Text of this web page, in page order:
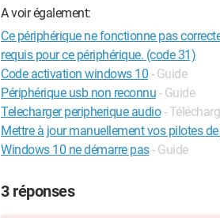
A voir également:
Ce périphérique ne fonctionne pas
requis pour ce périphérique. (code 31)
Code activation windows 10 - Guide
Périphérique usb non reconnu - Guide
Telecharger peripherique audio -
Mettre à jour manuellement vos pilotes
Windows 10 ne démarre pas- Guide
3 réponses